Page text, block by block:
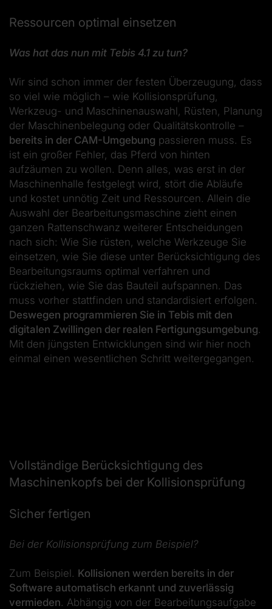
Ressourcen optimal einsetzen
Was hat das nun mit Tebis 4.1 zu tun?
Wir sind schon immer der festen Überzeugung, dass
so viel wie möglich – wie Kollisionsprüfung,
Werkzeug- und Maschinenauswahl, Rüsten, Planung
der Maschinenbelegung oder Qualitätskontrolle –
bereits in der CAM-Umgebung passieren muss. Es
ist ein großer Fehler, das Pferd von hinten
aufzäumen zu wollen. Denn alles, was erst in der
Maschinenhalle festgelegt wird, stört die Abläufe
und kostet unnötig Zeit und Ressourcen. Allein die
Auswahl der Bearbeitungsmaschine zieht einen
ganzen Rattenschwanz weiterer Entscheidungen
nach sich: Wie Sie rüsten, welche Werkzeuge Sie
einsetzen, wie Sie diese unter Berücksichtigung des
Bearbeitungsraums optimal verfahren und
rückziehen, wie Sie das Bauteil aufspannen. Das
muss vorher stattfinden und standardisiert erfolgen.
Deswegen programmieren Sie in Tebis mit den
digitalen Zwillingen der realen Fertigungsumgebung.
Mit den jüngsten Entwicklungen sind wir hier noch
einmal einen wesentlichen Schritt weitergegangen.
Vollständige Berücksichtigung des
Maschinenkopfs bei der Kollisionsprüfung
Sicher fertigen
Bei der Kollisionsprüfung zum Beispiel?
Zum Beispiel. Kollisionen werden bereits in der
Software automatisch erkannt und zuverlässig
vermieden. Abhängig von der Bearbeitungsaufgabe